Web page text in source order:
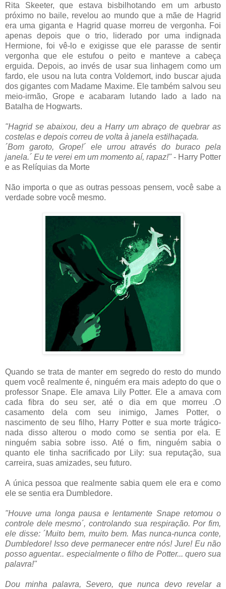
Rita Skeeter, que estava bisbilhotando em um arbusto
próximo no baile, revelou ao mundo que a mãe de Hagrid
era uma giganta e Hagrid quase morreu de vergonha. Foi
apenas depois que o trio, liderado por uma indignada
Hermione, foi vê-lo e exigisse que ele parasse de sentir
vergonha que ele estufou o peito e manteve a cabeça
erguida. Depois, ao invés de usar sua linhagem como um
fardo, ele usou na luta contra Voldemort, indo buscar ajuda
dos gigantes com Madame Maxime. Ele também salvou seu
meio-irmão, Grope e acabaram lutando lado a lado na
Batalha de Hogwarts.
"Hagrid se abaixou, deu a Harry um abraço de quebrar as
costelas e depois correu de volta à janela estilhaçada.
´Bom garoto, Grope!´ ele urrou através do buraco pela
janela.´ Eu te verei em um momento aí, rapaz!" - Harry Potter
e as Relíquias da Morte
Não importa o que as outras pessoas pensem, você sabe a
verdade sobre você mesmo.
Quando se trata de manter em segredo do resto do mundo
quem você realmente é, ninguém era mais adepto do que o
professor Snape. Ele amava Lily Potter. Ele a amava com
cada fibra do seu ser, até o dia em que morreu .O
casamento dela com seu inimigo, James Potter, o
nascimento de seu filho, Harry Potter e sua morte trágico-
nada disso alterou o modo como se sentia por ela. E
ninguém sabia sobre isso. Até o fim, ninguém sabia o
quanto ele tinha sacrificado por Lily: sua reputação, sua
carreira, suas amizades, seu futuro.
A única pessoa que realmente sabia quem ele era e como
ele se sentia era Dumbledore.
"Houve uma longa pausa e lentamente Snape retomou o
controle dele mesmo´, controlando sua respiração. Por fim,
ele disse: ´Muito bem, muito bem. Mas nunca-nunca conte,
Dumbledore! Isso deve permanecer entre nós! Jure! Eu não
posso aguentar.. especialmente o filho de Potter... quero sua
palavra!"
Dou minha palavra, Severo, que nunca devo revelar a